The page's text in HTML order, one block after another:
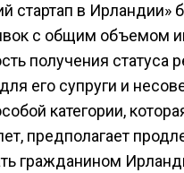
стартап в Ирландии»
с общим объемом
получения
его супруги и
категории,
предполагает
гражданином